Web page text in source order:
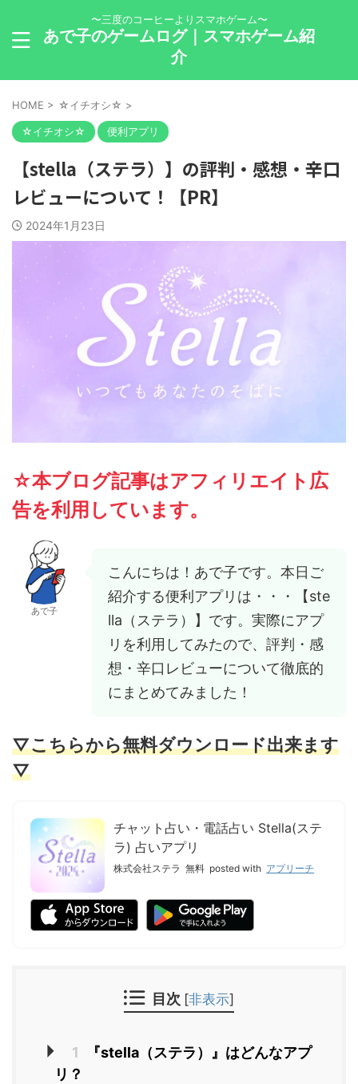
〜三度のコーヒーよりスマホゲーム〜
あで子のゲームログ｜スマホゲーム紹
介
HOME > ☆イチオシ☆ >
☆イチオシ☆ 便利アプリ
【stella（ステラ）】の評判・感想・辛口
レビューについて！【PR】
2024年1月23日
☆本ブログ記事はアフィリエイト広
告を利用しています。
あで子
こんにちは！あで子です。本日ご
紹介する便利アプリは・・・【ste
lla（ステラ）】です。実際にアプ
リを利用してみたので、評判・感
想・辛口レビューについて徹底的
にまとめてみました！
▽こちらから無料ダウンロード出来ます
▽
チャット占い・電話占い Stella(ステ
ラ) 占いアプリ
株式会社ステラ 無料 posted with アプリーチ
目次 [非表示]
1
『stella（ステラ）』はどんなアプ
リ？